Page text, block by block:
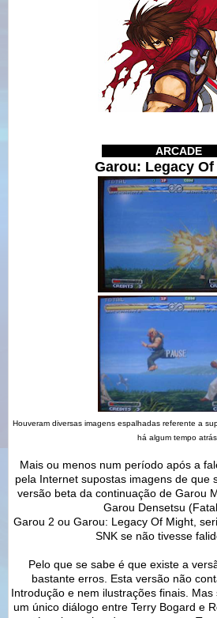
ARCADE
Garou: Legacy
Houveram diversas imagens espalhadas referente a
há algum tempo atrás
Mais ou menos num período após a
pela Internet supostas imagens de que
versão beta da continuação de Garou
Garou Densetsu
Garou 2 ou Garou: Legacy Of Might,
SNK se não tivesse
Pelo que se sabe é que existe a
bastante erros. Esta versão não
Introdução e nem ilustrações finais.
um único diálogo entre Terry Bogard e